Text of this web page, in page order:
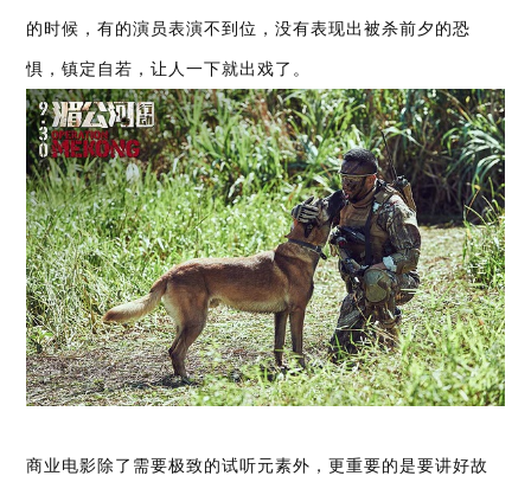
的时候，有的演员表演不到位，没有表现出被杀前夕的恐
惧，镇定自若，让人一下就出戏了。
商业电影除了需要极致的试听元素外，更重要的是要讲好故